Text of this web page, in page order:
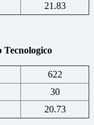
21.83
Tecnologico
622
30
20.73